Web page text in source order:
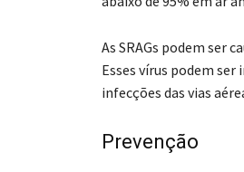
As SRAGs podem ser
Esses vírus podem
infecções das vias
Prevenção